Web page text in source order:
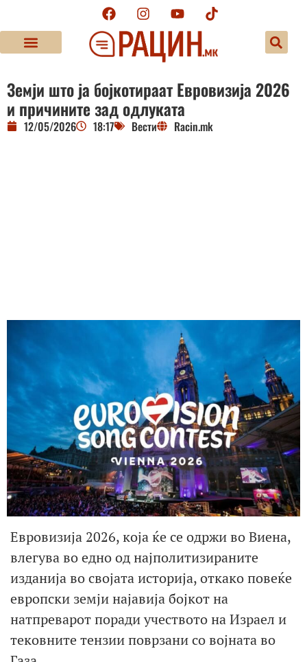
Земји што ја бојкотираат Евровизија 2026
и причините зад одлуката
12/05/2026 18:17 Вести Racin.mk
Евровизија 2026, која ќе се одржи во Виена,
влегува во едно од најполитизираните
изданија во својата историја, откако повеќе
европски земји најавија бојкот на
натпреварот поради учеството на Израел и
тековните тензии поврзани со војната во